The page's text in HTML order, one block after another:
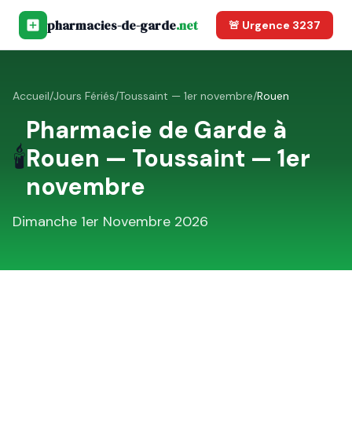
pharmacies-de-garde.net 🚨 Urgence 3237
Accueil/Jours Fériés/Toussaint — 1er novembre/Rouen
🕯️
Pharmacie de Garde à
Rouen — Toussaint — 1er
novembre
Dimanche 1er Novembre 2026